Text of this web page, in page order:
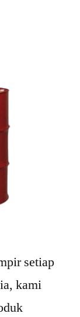
setiap
kami